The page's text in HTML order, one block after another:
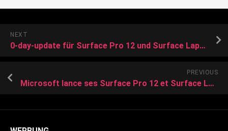
NEXT
0-day-update für Surface Pro 12 und Surface Laptop 8 – updates für ein Dutzend weitere Modelle
PREVIOUS
Microsoft lance ses Surface Pro 12 et Surface Laptop 8 : les performances en hausse, les prix aussi